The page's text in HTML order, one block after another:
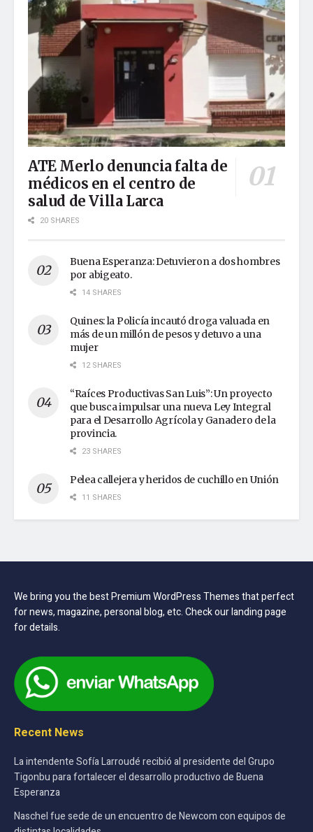
ATE Merlo denuncia falta de
médicos en el centro de
salud de Villa Larca
20 SHARES
Buena Esperanza: Detuvieron a dos hombres
por abigeato.
14 SHARES
Quines: la Policía incautó droga valuada en
más de un millón de pesos y detuvo a una
mujer
12 SHARES
“Raíces Productivas San Luis”: Un proyecto
que busca impulsar una nueva Ley Integral
para el Desarrollo Agrícola y Ganadero de la
provincia.
23 SHARES
Pelea callejera y heridos de cuchillo en Unión
11 SHARES
We bring you the best Premium WordPress Themes that perfect
for news, magazine, personal blog, etc. Check our landing page
for details.
Recent News
La intendente Sofía Larroudé recibió al presidente del Grupo
Tigonbu para fortalecer el desarrollo productivo de Buena
Esperanza
Naschel fue sede de un encuentro de Newcom con equipos de